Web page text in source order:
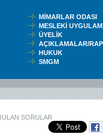
MİMARLAR ODASI
MESLEKİ
ÜYELİK
AÇIKLAMALAR/
HUKUK
SMGM
SORULAR